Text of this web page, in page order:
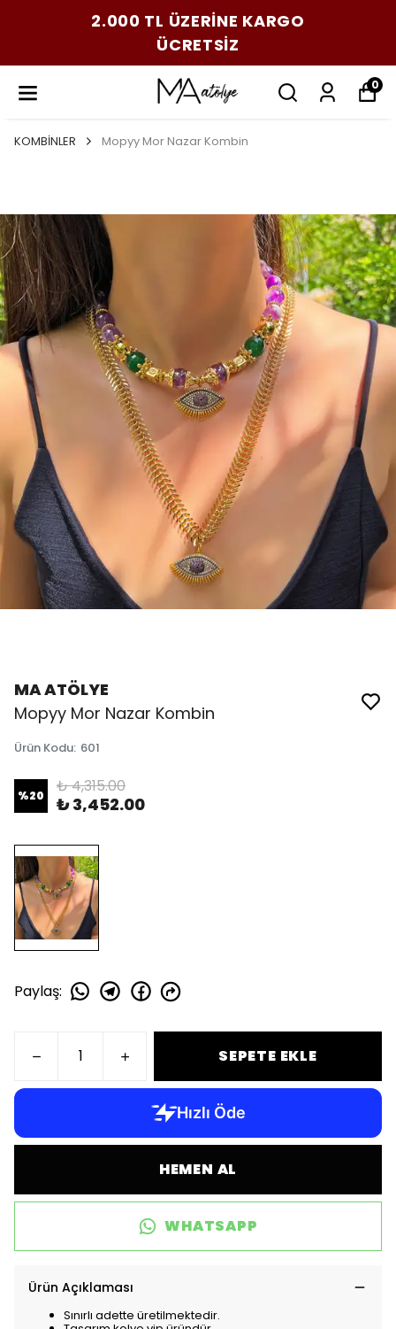
2.000 TL ÜZERİNE KARGO
ÜCRETSİZ
0
KOMBİNLER Mopyy Mor Nazar Kombin
MA ATÖLYE
Mopyy Mor Nazar Kombin
Ürün Kodu: 601
%20 ₺ 4,315.00
₺ 3,452.00
Paylaş:
SEPETE EKLE
HEMEN AL
WHATSAPP
Ürün Açıklaması
Sınırlı adette üretilmektedir.